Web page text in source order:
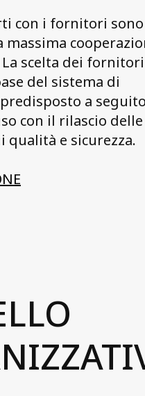
con i fornitori sono
scelta dei fornitori
del sistema di
a
con il rilascio delle
qualità e sicurezza.